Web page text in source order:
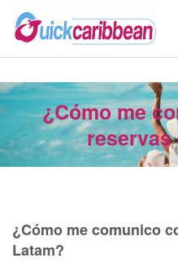
¿Cómo me
reservas
¿Cómo me comunico
Latam?